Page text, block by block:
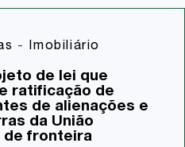
Twitter
Share
- Imobiliário
de lei que
ratificação de
de alienações e
da União
de fronteira